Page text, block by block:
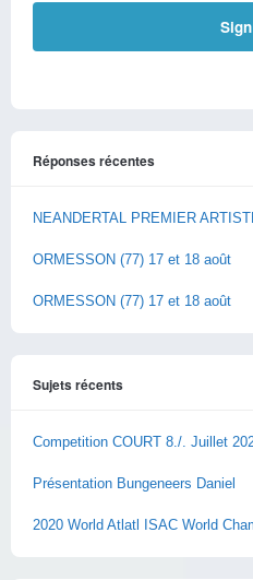
Réponses récentes
NEANDERTAL PREMIER
ORMESSON (77) 17 et 18 août
ORMESSON (77) 17 et 18 août
Sujets récents
Competition COURT 8./. Juillet
Présentation Bungeneers Daniel
2020 World Atlatl ISAC World